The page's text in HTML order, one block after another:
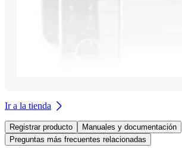
Ir a la tienda
Registrar producto
Manuales y documentación
Preguntas más frecuentes relacionadas